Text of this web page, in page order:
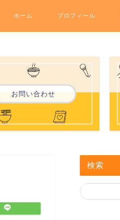
ホーム プロフィール
お問い合わせ
検索